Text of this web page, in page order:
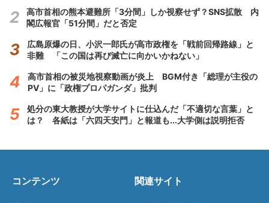
高市首相の熊本避難所「3分間」しか視察せず？SNS拡散 内
閣広報官「51分間」だと否定
広島原爆の日、小沢一郎氏が高市政権を「戦前回帰路線」と
非難 「この国は再び滅亡に向かいかねない」
高市首相の被災地視察動画が炎上 BGM付き「総理が主役の
PV」に「政権プロパガンダ」批判
処分の東大教授が大学サイトに仕込んだ「不適切な言葉」と
は？ 各紙は「六四天安門」と報道も...大学側は説明拒否
コンテンツ 関連サイト